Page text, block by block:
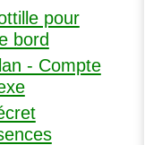
pour
bord
- Compte